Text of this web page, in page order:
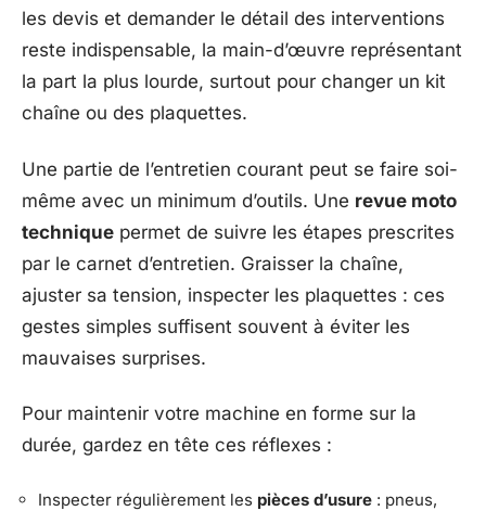
les devis et demander le détail des interventions
reste indispensable, la main-d’œuvre représentant
la part la plus lourde, surtout pour changer un kit
chaîne ou des plaquettes.
Une partie de l’entretien courant peut se faire soi-
même avec un minimum d’outils. Une revue moto
technique permet de suivre les étapes prescrites
par le carnet d’entretien. Graisser la chaîne,
ajuster sa tension, inspecter les plaquettes : ces
gestes simples suffisent souvent à éviter les
mauvaises surprises.
Pour maintenir votre machine en forme sur la
durée, gardez en tête ces réflexes :
Inspecter régulièrement les pièces d’usure : pneus,